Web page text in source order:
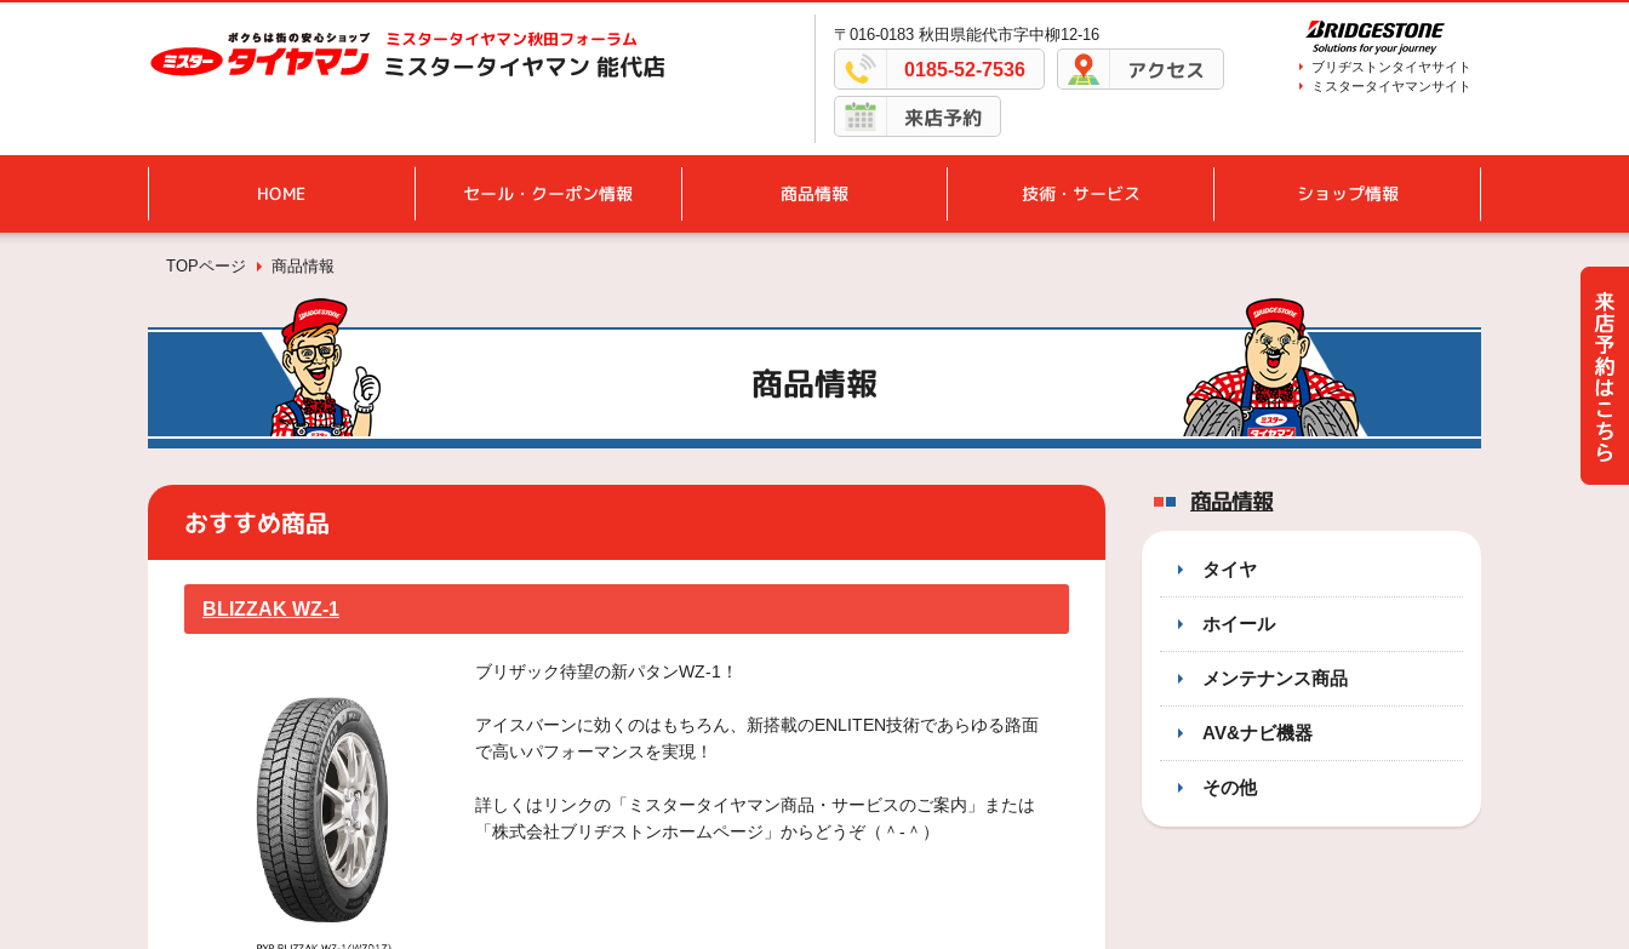
ミスタータイヤマン秋田フォーラム
ミスタータイヤマン 能代店
〒016-0183 秋田県能代市字中柳12-16
0185-52-7536 アクセス
来店予約
ブリヂストンタイヤサイト
ミスタータイヤマンサイト
HOME セール・クーポン情報 商品情報 技術・サービス ショップ情報
TOPページ 商品情報
商品情報
おすすめ商品
BLIZZAK WZ-1
ブリザック待望の新パタンWZ-1！
アイスバーンに効くのはもちろん、新搭載のENLITEN技術であらゆる路面
で高いパフォーマンスを実現！
詳しくはリンクの「ミスタータイヤマン商品・サービスのご案内」または
「株式会社ブリヂストンホームページ」からどうぞ（＾-＾）
商品情報
タイヤ
ホイール
メンテナンス商品
AV&ナビ機器
その他